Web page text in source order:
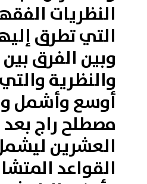
النظريات
التي تطرق
وبين الفرق
والنظرية
أوسع وأشمل
مصطلح راج بعد
العشرين
القواعد